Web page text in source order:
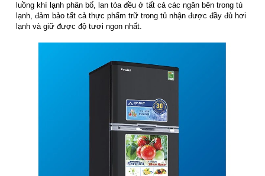
luồng khí lạnh phân bố, lan tỏa đều ở tất cả các ngăn bên trong tủ
lạnh, đảm bảo tất cả thực phẩm trữ trong tủ nhận được đầy đủ hơi
lạnh và giữ được độ tươi ngon nhất.